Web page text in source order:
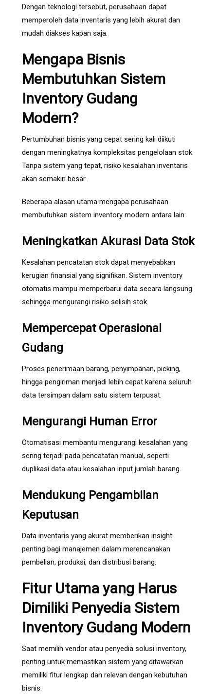
Dengan teknologi tersebut, perusahaan dapat
memperoleh data inventaris yang lebih akurat dan
mudah diakses kapan saja.
Mengapa Bisnis
Membutuhkan Sistem
Inventory Gudang
Modern?
Pertumbuhan bisnis yang cepat sering kali diikuti
dengan meningkatnya kompleksitas pengelolaan stok.
Tanpa sistem yang tepat, risiko kesalahan inventaris
akan semakin besar.
Beberapa alasan utama mengapa perusahaan
membutuhkan sistem inventory modern antara lain:
Meningkatkan Akurasi Data Stok
Kesalahan pencatatan stok dapat menyebabkan
kerugian finansial yang signifikan. Sistem inventory
otomatis mampu memperbarui data secara langsung
sehingga mengurangi risiko selisih stok.
Mempercepat Operasional
Gudang
Proses penerimaan barang, penyimpanan, picking,
hingga pengiriman menjadi lebih cepat karena seluruh
data tersimpan dalam satu sistem terpusat.
Mengurangi Human Error
Otomatisasi membantu mengurangi kesalahan yang
sering terjadi pada pencatatan manual, seperti
duplikasi data atau kesalahan input jumlah barang.
Mendukung Pengambilan
Keputusan
Data inventaris yang akurat memberikan insight
penting bagi manajemen dalam merencanakan
pembelian, produksi, dan distribusi barang.
Fitur Utama yang Harus
Dimiliki Penyedia Sistem
Inventory Gudang Modern
Saat memilih vendor atau penyedia solusi inventory,
penting untuk memastikan sistem yang ditawarkan
memiliki fitur lengkap dan relevan dengan kebutuhan
bisnis.